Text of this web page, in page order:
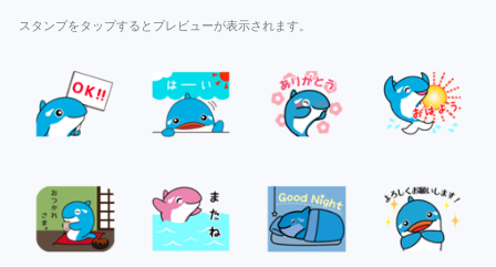
スタンプをタップするとプレビューが表示されます。